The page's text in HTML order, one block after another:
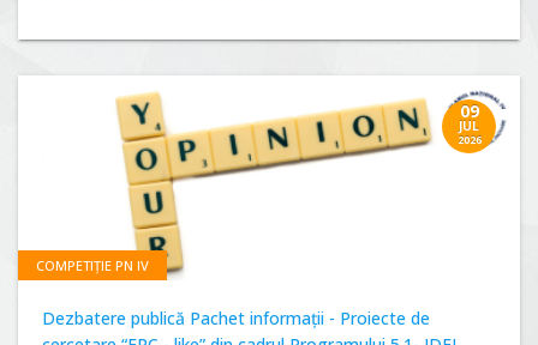
09
JUL
2026
COMPETIȚIE PN IV
Dezbatere publică Pachet informații - Proiecte de